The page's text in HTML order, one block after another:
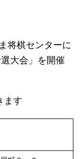
将棋センターに
大会」を開催
ます